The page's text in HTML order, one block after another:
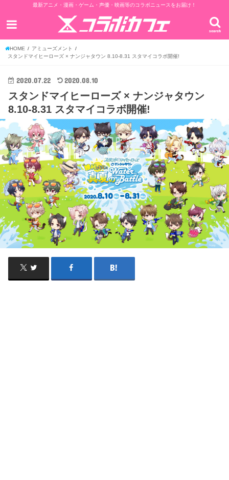
最新アニメ・漫画・ゲーム・声優・映画等のコラボニュースをお届け！
search
HOME
アミューズメント
スタンドマイヒーローズ × ナンジャタウン 8.10-8.31 スタマイコラボ開催!
2020.07.22 2020.08.10
スタンドマイヒーローズ × ナンジャタウン
8.10-8.31 スタマイコラボ開催!